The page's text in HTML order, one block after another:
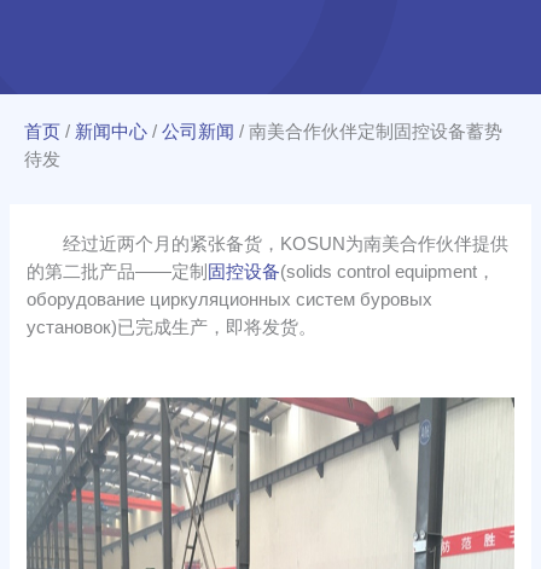
首页 / 新闻中心 / 公司新闻 / 南美合作伙伴定制固控设备蓄势
待发
经过近两个月的紧张备货，KOSUN为南美合作伙伴提供
的第二批产品——定制 固控设备(solids control equipment，
оборудование циркуляционных систем буровых
установок)已完成生产，即将发货。